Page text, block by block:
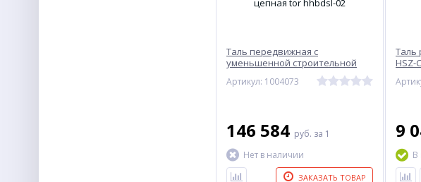
Таль передвижная с
уменьшенной строительной
высотой 2,0т 12м 380В
электрическая цепная TOR
Артикул: 1004073
146 584 руб. за 1
Нет в наличии
ЗАКАЗАТЬ ТОВАР
Таль
HSZ-
9
В